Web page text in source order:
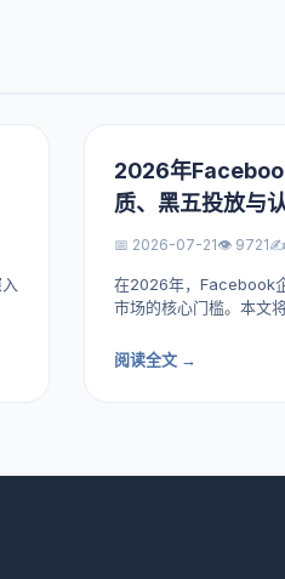
2026年
质、黑五投放与
📅 2026-07-21👁️ 9721✍️
在2026年，Facebook
市场的核心门槛。本文
阅读全文 →